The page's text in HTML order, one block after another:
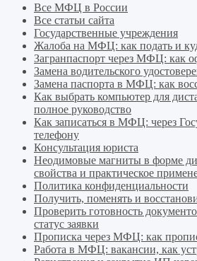
Все МФЦ в России
Все статьи сайта
Государственные учреждения
Жалоба на МФЦ: как подать и
Загранпаспорт через МФЦ: как
Замена водительского
Замена паспорта в МФЦ: как
Как выбрать компьютер для
полное руководство
Как записаться в МФЦ: через
телефону
Консультация юриста
Неодимовые магниты в форме
свойства и практическое
Политика конфиденциальности
Получить, поменять и
Проверить готовность
статус заявки
Прописка через МФЦ: как
Работа в МФЦ: вакансии, как